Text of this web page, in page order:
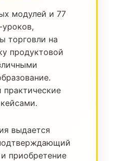
модулей и 77
уроков,
торговли на
продуктовой
выдается
приобретение